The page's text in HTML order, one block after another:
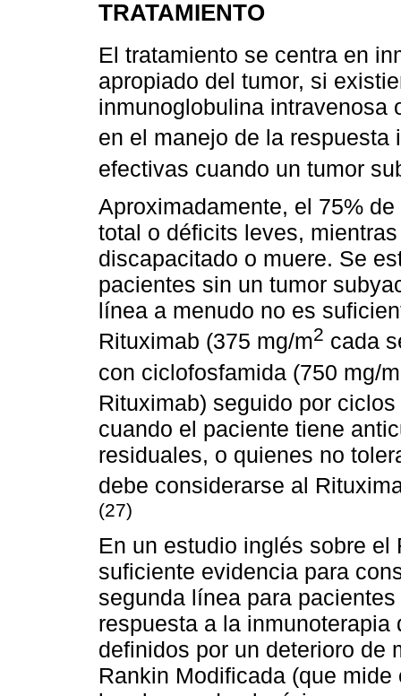
TRATAMIENTO
El tratamiento se centra en
apropiado del tumor, si
inmunoglobulina intravenosa
en el manejo de la respuesta
efectivas cuando un tumor
Aproximadamente, el 75%
total o déficits leves,
discapacitado o muere. Se
pacientes sin un tumor
línea a menudo no es
Rituximab (375 mg/m2 cada
con ciclofosfamida (750 mg/m
Rituximab) seguido por
cuando el paciente tiene
residuales, o quienes no
debe considerarse al
(27)
En un estudio inglés sobre
suficiente evidencia para
segunda línea para
respuesta a la
definidos por un deterioro de
Rankin Modificada (que